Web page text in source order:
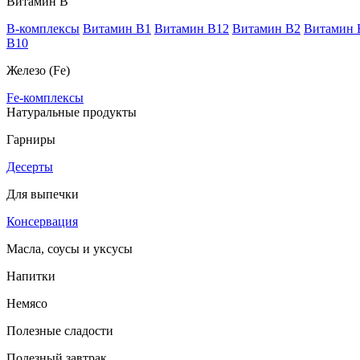
B-комплексы Витамин B1 Витамин B12 Витамин B2 Витамин
В10
Железо (Fe)
Fe-комплексы
Натуральные продукты
Гарниры
Десерты
Для выпечки
Консервация
Масла, соусы и уксусы
Напитки
Немясо
Полезные сладости